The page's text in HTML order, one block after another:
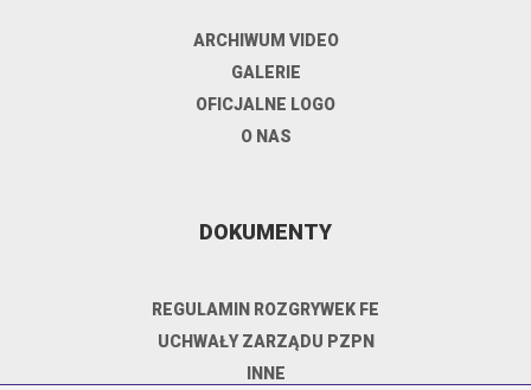
ARCHIWUM VIDEO
GALERIE
OFICJALNE LOGO
O NAS
DOKUMENTY
REGULAMIN ROZGRYWEK FE
UCHWAŁY ZARZĄDU PZPN
INNE